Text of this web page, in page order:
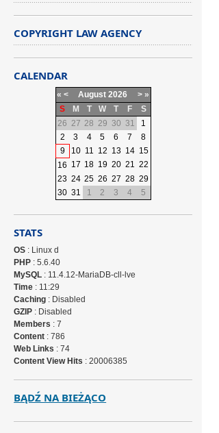
COPYRIGHT LAW AGENCY
CALENDAR
« < August 2026 > »
S
M T W T F
S
26 27 28 29 30 31
1
2
3 4 5 6 7
8
9
10 11 12 13 14 15
16 17 18 19 20 21 22
23 24 25 26 27 28 29
30 31 1 2 3 4 5
STATS
OS : Linux d
PHP : 5.6.40
MySQL : 11.4.12-MariaDB-cll-lve
Time : 11:29
Caching : Disabled
GZIP : Disabled
Members : 7
Content : 786
Web Links : 74
Content View Hits : 20006385
BĄDŹ NA BIEŻĄCO